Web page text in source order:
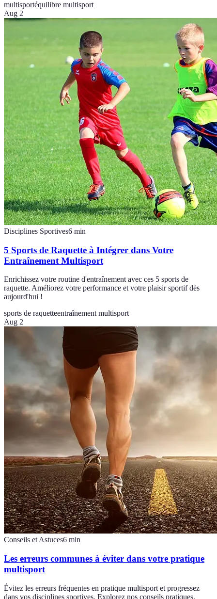
multisportéquilibre multisport
Aug 2
Disciplines Sportives6 min
5 Sports de Raquette à Intégrer dans Votre
Entraînement Multisport
Enrichissez votre routine d'entraînement avec ces 5 sports de
raquette. Améliorez votre performance et votre plaisir sportif dès
aujourd'hui !
sports de raquetteentraînement multisport
Aug 2
Conseils et Astuces6 min
Les erreurs communes à éviter dans votre pratique
multisport
Évitez les erreurs fréquentes en pratique multisport et progressez
dans vos disciplines sportives. Explorez nos conseils pratiques.